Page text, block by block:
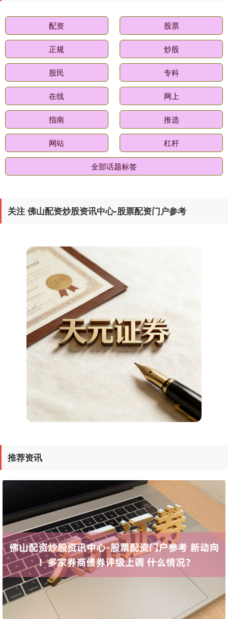
国债指数 -0.01%
期指IC0 7696.00 -35.00 -0.45%
上证综指 3887.86 +9.43
沪深300 4635.20 -22.95 -0.49%
配资 股票
正规 炒股
股民 专科
在线 网上
指南 推选
网站 杠杆
全部话题标签
关注 佛山配资炒股资讯中心-股票配资门户参考
推荐资讯